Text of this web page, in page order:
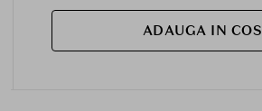
ADAUGA IN COS